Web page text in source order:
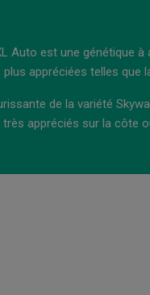
Auto est une génétique
appréciées telles que
de la variété
appréciés sur la côte